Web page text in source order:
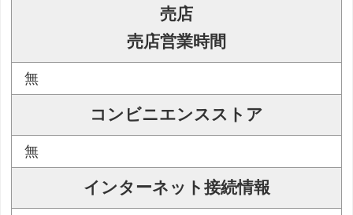
売店
売店営業時間
無
コンビニエンスストア
無
インターネット接続情報